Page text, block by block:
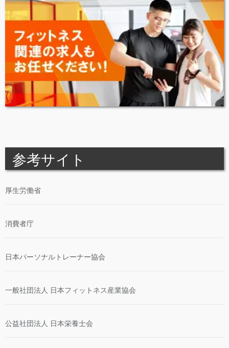
参考サイト
厚生労働省
消費者庁
日本パーソナルトレーナー協会
一般社団法人 日本フィットネス産業協会
公益社団法人 日本栄養士会